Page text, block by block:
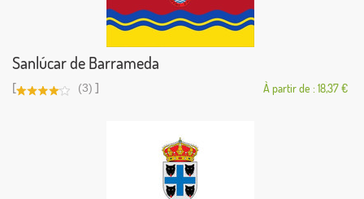
Sanlúcar de Barrameda
[ (3) ] À partir de : 18,37 €